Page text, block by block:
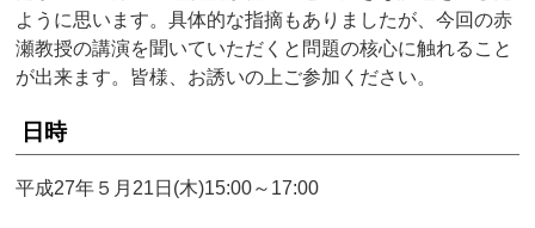
ように思います。具体的な指摘もありましたが、今回の赤
瀬教授の講演を聞いていただくと問題の核心に触れること
が出来ます。皆様、お誘いの上ご参加ください。
日時
平成27年５月21日(木)15:00～17:00